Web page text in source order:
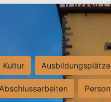
Kultur Ausbildungsplätze